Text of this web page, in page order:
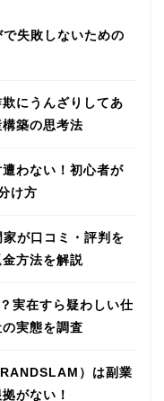
失敗しないための
欺にうんざりしてあ
築の思考法
遭わない！初心者が
け方
が口コミ・評判を
方法を解説
実在すら疑わしい仕
実態を調査
）は副業
がない！